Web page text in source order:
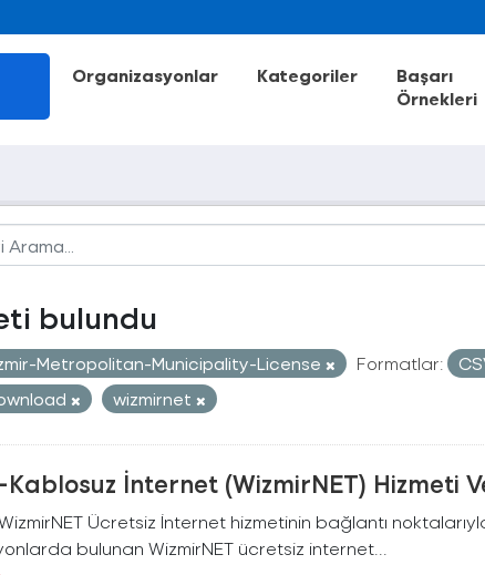
Organizasyonlar Kategoriler
Başarı
Örnekleri
bulundu
Metropolitan-Municipality-License Formatlar:
wizmirnet
İnternet (WizmirNET) Hizmeti
Ücretsiz İnternet hizmetinin bağlantı
bulunan WizmirNET ücretsiz internet...